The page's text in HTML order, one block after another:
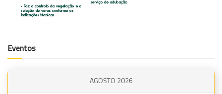
Eventos
AGOSTO 2026